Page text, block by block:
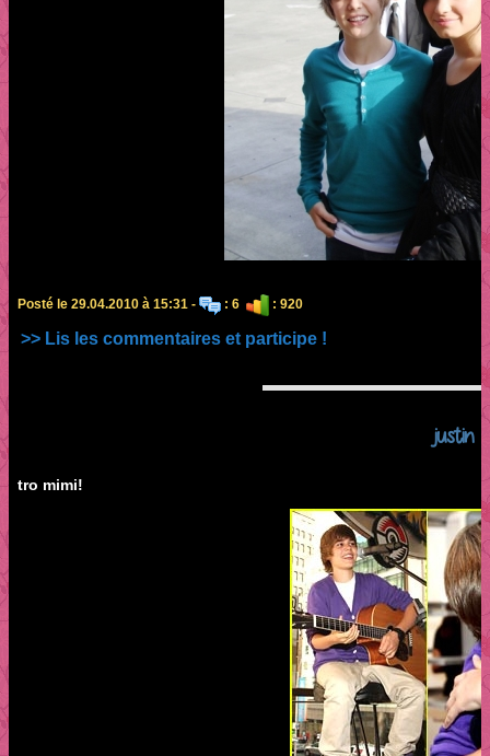
Posté le 29.04.2010 à 15:31 - : 6 : 920
>> Lis les commentaires et participe !
justin
tro mimi!